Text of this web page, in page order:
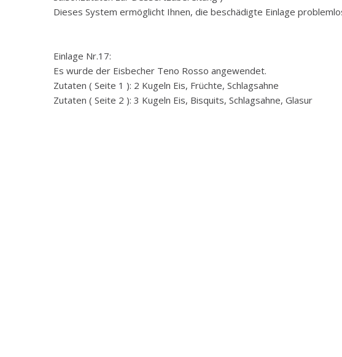
Dieses System ermöglicht Ihnen, die beschädigte Einlage
Einlage Nr.17:
Es wurde der Eisbecher Teno Rosso angewendet.
Zutaten ( Seite 1 ): 2 Kugeln Eis, Früchte, Schlagsahne
Zutaten ( Seite 2 ): 3 Kugeln Eis, Bisquits, Schlagsahne, Glasur